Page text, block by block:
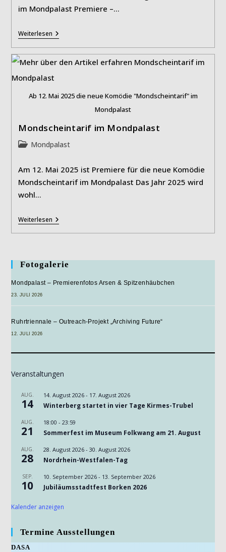
im Mondpalast Premiere –…
Weiterlesen„Mondscheintarif“:
Ruft
Er
An
Oder
War’s
Das?
Ab 12. Mai 2025 die neue Komödie "Mondscheintarif" im
Mondpalast
Mondscheintarif im Mondpalast
Beitrags-
Mondpalast
Am 12. Mai 2025 ist Premiere für die neue Komödie
Mondscheintarif im Mondpalast Das Jahr 2025 wird
wohl…
WeiterlesenMondscheintarif
Im
Mondpalast
Fotogalerie
Mondpalast – Premierenfotos Arsen & Spitzenhäubchen
23. JULI 2026
Ruhrtriennale – Outreach-Projekt „Archiving Future“
12. JULI 2026
Veranstaltungen
AUG.
14
14. August 2026 - 17. August 2026
Winterberg startet in vier Tage Kirmes-Trubel
AUG.
21
18:00 -23:59
Sommerfest im Museum Folkwang am 21. August
AUG.
28
28. August 2026 -30. August 2026
Nordrhein-Westfalen-Tag
SEP.
10
10. September 2026 - 13. September 2026
Jubiläumsstadtfest Borken 2026
Kalender anzeigen
Termine Ausstellungen
DASA